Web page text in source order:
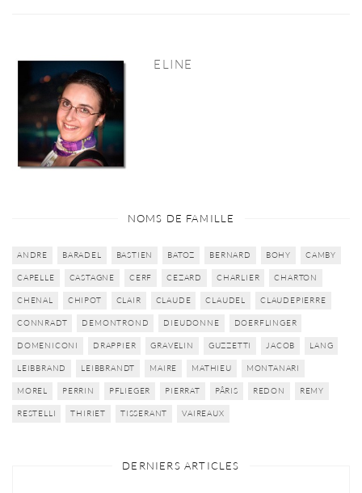
ELINE
NOMS DE FAMILLE
ANDRE BARADEL BASTIEN BATOZ BERNARD BOHY CAMBY
CAPELLE CASTAGNE CERF CEZARD CHARLIER CHARTON
CHENAL CHIPOT CLAIR CLAUDE CLAUDEL CLAUDEPIERRE
CONNRADT DEMONTROND DIEUDONNE DOERFLINGER
DOMENICONI DRAPPIER GRAVELIN GUZZETTI JACOB LANG
LEIBBRAND LEIBBRANDT MAIRE MATHIEU MONTANARI
MOREL PERRIN PFLIEGER PIERRAT PÂRIS REDON REMY
RESTELLI THIRIET TISSERANT VAIREAUX
DERNIERS ARTICLES